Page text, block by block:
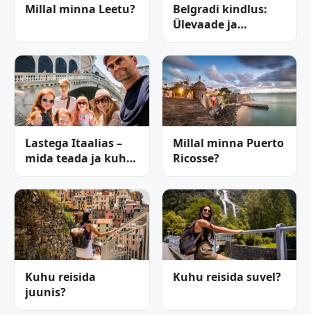
Millal minna Leetu?
Belgradi kindlus:
Ülevaade ja
reisijuht
Lastega Itaalias –
mida teada ja kuhu
minna?
Millal minna Puerto
Ricosse?
Kuhu reisida
juunis?
Kuhu reisida suvel?